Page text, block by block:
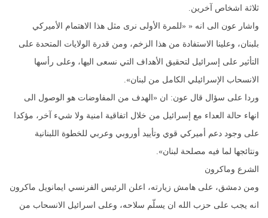
ثلاثة اشخاص آخرين.
واشار عون الى انه « «للمرة الأولى نرى مثل هذا الاهتمام الأميركي
بلبنان، وعلينا الاستفادة من هذا الزخم، ومن قدرة الولايات المتحدة على
التأثير على إسرائيل لتحقيق الأهداف التي نسعى اليها، وعلى رأسها
الانسحاب الإسرائيلي الكامل من لبنان».
وردا على سؤال قال عون: ان «الهدف من المفاوضات هو الوصول الى
انهاء حالة العداء مع إسرائيل من خلال اتفاقية امنية ولا شيء آخر، مؤكدا
على وجود دعم أميركي قوي وتأييد أوروبي وعربي للخطوة اللبنانية
ونتائجها لما فيه مصلحة لبنان».
الشرع وماكرون
ومن دمشق، على هامش زيارته، اعلن الرئيس الفرنسي ايمانويل ماكرون
انه يجب على حزب الله ان يسلّم سلاحه، وعلى اسرائيل الانسحاب من